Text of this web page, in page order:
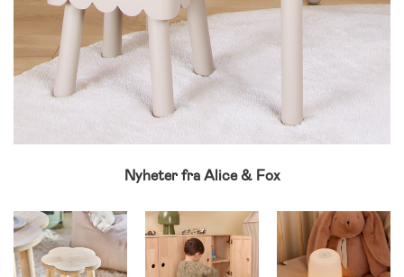
Nyheter fra Alice & Fox